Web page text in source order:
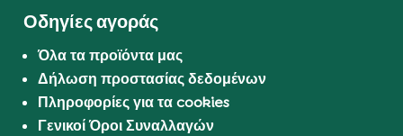
Οδηγίες αγοράς
Όλα τα προϊόντα μας
Δήλωση προστασίας δεδομένων
Πληροφορίες για τα cookies
Γενικοί Όροι Συναλλαγών